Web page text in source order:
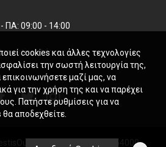
ΠΑ: 09:00 - 14:00
Γ.Ε.ΜΗ. 124231954000.
cookies και άλλες τεχνολογίες
την σωστή λειτουργία της,
μαζί μας, να
για την χρήση της και να παρέχει
Πατήστε ρυθμίσεις για να
αποδεχθείτε.